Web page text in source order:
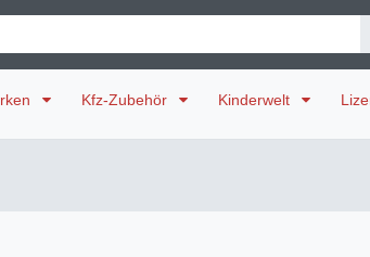
Kfz-Zubehör Kinderwelt